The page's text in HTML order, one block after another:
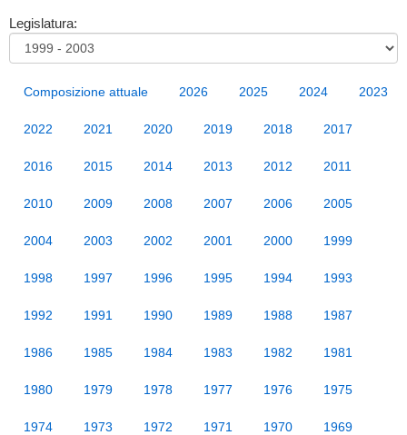
Legislatura:
Composizione attuale 2026 2025 2024 2023
2022 2021 2020 2019 2018 2017
2016 2015 2014 2013 2012 2011
2010 2009 2008 2007 2006 2005
2004 2003 2002 2001 2000 1999
1998 1997 1996 1995 1994 1993
1992 1991 1990 1989 1988 1987
1986 1985 1984 1983 1982 1981
1980 1979 1978 1977 1976 1975
1974 1973 1972 1971 1970 1969